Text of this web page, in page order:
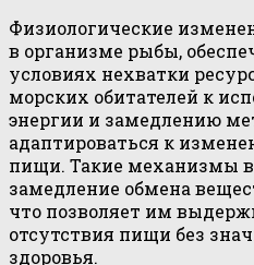
Физиологические
в организме рыбы,
условиях нехватки
морских обитателей к
энергии и замедлению
адаптироваться к
пищи. Такие механизмы
замедление обмена
что позволяет им
отсутствия пищи без
здоровья.